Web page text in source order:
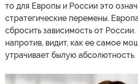
то для Европы и России это
стратегические перемены.
сбросить зависимость от
напротив, видит, как ее самое
утрачивает былую абсолютность.